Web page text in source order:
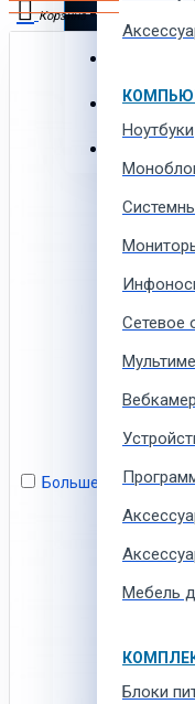
Больше не
Спорт
Корзина
В корзине пусто!
Ноутбуки
Сетевое
Мебель
Блоки